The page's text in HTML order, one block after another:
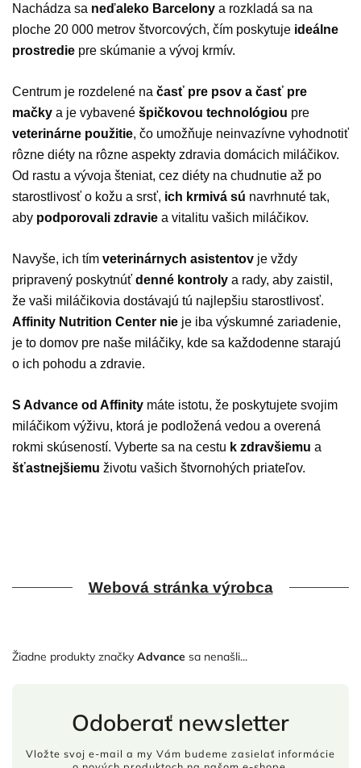
Nachádza sa neďaleko Barcelony a rozkladá sa na
ploche 20 000 metrov štvorcových, čím poskytuje ideálne
prostredie pre skúmanie a vývoj krmív.
Centrum je rozdelené na časť pre psov a časť pre
mačky a je vybavené špičkovou technológiou pre
veterinárne použitie, čo umožňuje neinvazívne vyhodnotiť
rôzne diéty na rôzne aspekty zdravia domácich miláčikov.
Od rastu a vývoja šteniat, cez diéty na chudnutie až po
starostlivosť o kožu a srsť, ich krmivá sú navrhnuté tak,
aby podporovali zdravie a vitalitu vašich miláčikov.
Navyše, ich tím veterinárnych asistentov je vždy
pripravený poskytnúť denné kontroly a rady, aby zaistil,
že vaši miláčikovia dostávajú tú najlepšiu starostlivosť.
Affinity Nutrition Center nie je iba výskumné zariadenie,
je to domov pre naše miláčiky, kde sa každodenne starajú
o ich pohodu a zdravie.
S Advance od Affinity máte istotu, že poskytujete svojim
miláčikom výživu, ktorá je podložená vedou a overená
rokmi skúseností. Vyberte sa na cestu k zdravšiemu a
šťastnejšiemu životu vašich štvornohých priateľov.
Webová stránka výrobca
Žiadne produkty značky Advance sa nenašli...
Odoberať newsletter
Vložte svoj e-mail a my Vám budeme zasielať informácie